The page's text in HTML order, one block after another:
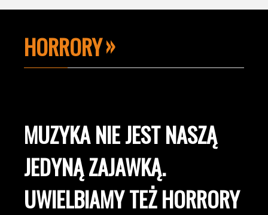
HORRORY
MUZYKA NIE JEST NASZĄ
JEDYNĄ ZAJAWKĄ.
UWIELBIAMY TEŻ HORRORY